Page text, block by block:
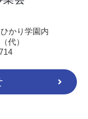
かり学園内
代）